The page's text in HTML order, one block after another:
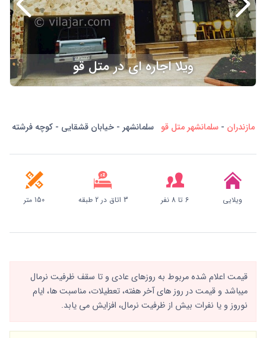
ویلا اجاره ای در متل قو
مازندران- سلمانشهر متل قوسلمانشهر - خیابان قشقایی - کوچه فرشته
ویلایی 6 تا 8 نفر 3 اتاق در 2 طبقه 150 متر
قیمت اعلام شده مربوط به روزهای عادی و تا سقف ظرفیت نرمال
میباشد و قیمت در روز های آخر هفته، تعطیلات، مناسبت ها، ایام
نوروز و یا نفرات بیش از ظرفیت نرمال، افزایش می یابد.